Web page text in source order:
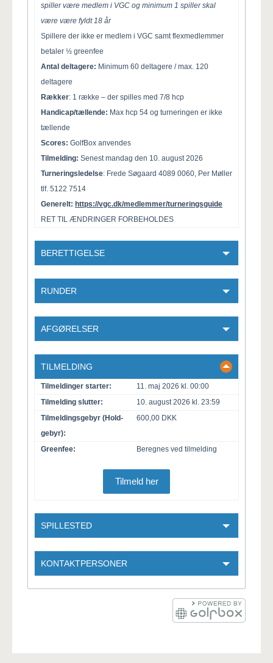
spiller være medlem i VGC og minimum 1 spiller skal
være være fyldt 18 år
Spillere der ikke er medlem i VGC samt flexmedlemmer
betaler ½ greenfee
Antal deltagere: Minimum 60 deltagere / max. 120
deltagere
Rækker: 1 række – der spilles med 7/8 hcp
Handicap/tællende: Max hcp 54 og turneringen er ikke
tællende
Scores: GolfBox anvendes
Tilmelding: Senest mandag den 10. august 2026
Turneringsledelse: Frede Søgaard 4089 0060, Per Møller
tlf. 5122 7514
Generelt: https://vgc.dk/medlemmer/turneringsguide
RET TIL ÆNDRINGER FORBEHOLDES
BERETTIGELSE
RUNDER
AFGØRELSER
TILMELDING
Tilmeldinger starter:
11. maj 2026 kl. 00:00
Tilmelding slutter:
10. august 2026 kl. 23:59
Tilmeldingsgebyr (Hold-
gebyr):
600,00 DKK
Greenfee: Beregnes ved tilmelding
Tilmeld her
SPILLESTED
KONTAKTPERSONER